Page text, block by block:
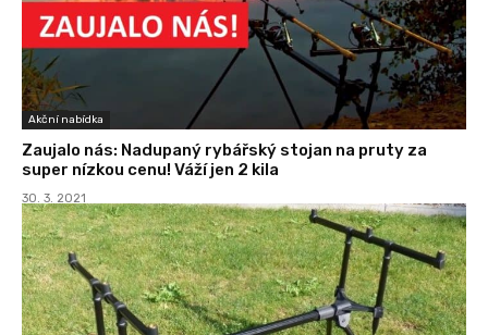
Akční nabídka
Zaujalo nás: Nadupaný rybářský stojan na pruty za
super nízkou cenu! Váží jen 2 kila
30. 3. 2021